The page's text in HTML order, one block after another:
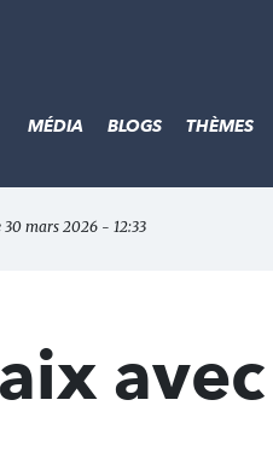
MÉDIA BLOGS THÈMES
mars 2026 - 12:33